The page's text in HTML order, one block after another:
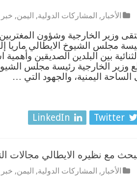
الأخبار , المشاركات الدولية, اليمن,
وزير الخارجية وشؤون
مجلس الشيوخ الايطالي ماريا
بين البلدين الصديقين وأهمية
وزير الخارجية رئيسة مجلس
اليمنية، والجهود التي …
Twitter
LinkedIn
مع نظيره الايطالي مجالات
الأخبار , المشاركات الدولية, اليمن,